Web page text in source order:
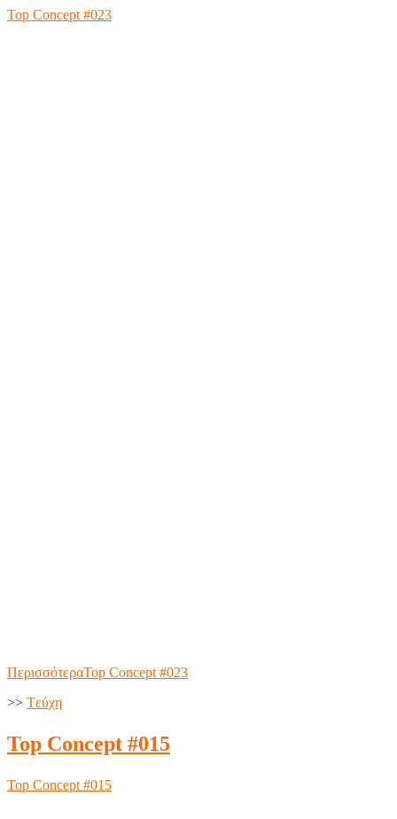
Top Concept #023
ΠερισσότεραTop Concept #023
>> Tεύχη
Top Concept #015
Top Concept #015